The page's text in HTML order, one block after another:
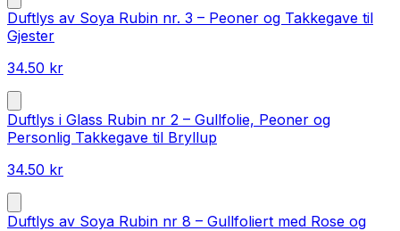
Duftlys av Soya Rubin nr. 3 – Peoner og Takkegave til
Gjester
34.50 kr
Duftlys i Glass Rubin nr 2 – Gullfolie, Peoner og
Personlig Takkegave til Bryllup
34.50 kr
Duftlys av Soya Rubin nr 8 – Gullfoliert med Rose og